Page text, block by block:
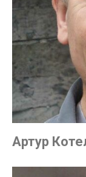
Артур